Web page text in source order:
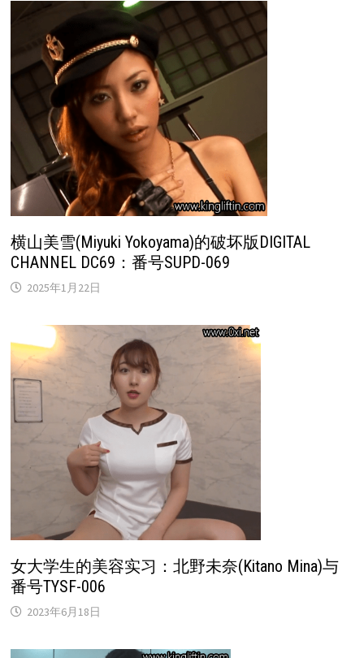
横山美雪(Miyuki Yokoyama)的破坏版DIGITAL
CHANNEL DC69：番号SUPD-069
2025年1月22日
女大学生的美容实习：北野未奈(Kitano Mina)与
番号TYSF-006
2023年6月18日